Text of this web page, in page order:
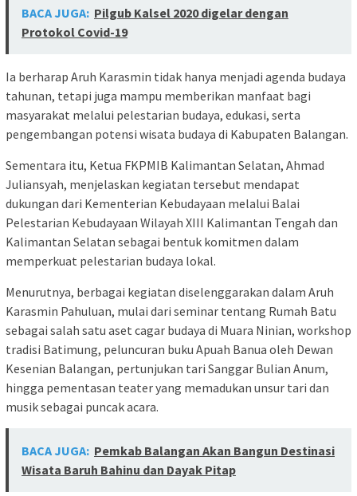
BACA JUGA: Pilgub Kalsel 2020 digelar dengan
Protokol Covid-19
Ia berharap Aruh Karasmin tidak hanya menjadi agenda budaya
tahunan, tetapi juga mampu memberikan manfaat bagi
masyarakat melalui pelestarian budaya, edukasi, serta
pengembangan potensi wisata budaya di Kabupaten Balangan.
Sementara itu, Ketua FKPMIB Kalimantan Selatan, Ahmad
Juliansyah, menjelaskan kegiatan tersebut mendapat
dukungan dari Kementerian Kebudayaan melalui Balai
Pelestarian Kebudayaan Wilayah XIII Kalimantan Tengah dan
Kalimantan Selatan sebagai bentuk komitmen dalam
memperkuat pelestarian budaya lokal.
Menurutnya, berbagai kegiatan diselenggarakan dalam Aruh
Karasmin Pahuluan, mulai dari seminar tentang Rumah Batu
sebagai salah satu aset cagar budaya di Muara Ninian, workshop
tradisi Batimung, peluncuran buku Apuah Banua oleh Dewan
Kesenian Balangan, pertunjukan tari Sanggar Bulian Anum,
hingga pementasan teater yang memadukan unsur tari dan
musik sebagai puncak acara.
BACA JUGA: Pemkab Balangan Akan Bangun Destinasi
Wisata Baruh Bahinu dan Dayak Pitap